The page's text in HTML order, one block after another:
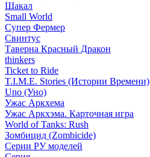
Шакал
Small World
Супер Фермер
Свинтус
Таверна Красный Дракон
thinkers
Ticket to Ride
T.I.M.E. Stories (Истории Времени)
Uno (Уно)
Ужас Аркхема
Ужас Аркхэма. Карточная игра
World of Tanks: Rush
Зомбицид (Zombicide)
Серии РУ моделей